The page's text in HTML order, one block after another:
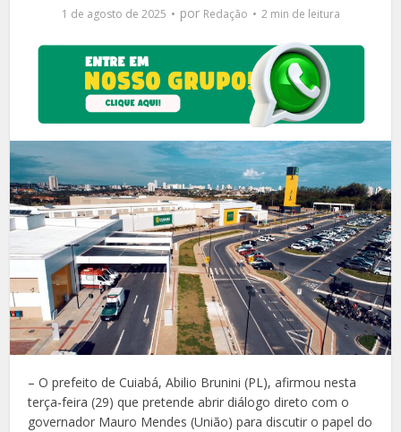
1 de agosto de 2025 por Redação 2 min de leitura
– O prefeito de Cuiabá, Abilio Brunini (PL), afirmou nesta
terça-feira (29) que pretende abrir diálogo direto com o
governador Mauro Mendes (União) para discutir o papel do